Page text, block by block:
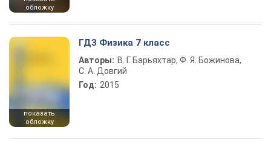
обложку
показать
обложку
ГДЗ Физика 7 класс
Авторы: В. Г. Барьяхтар, Ф. Я. Божинова,
С. А. Довгий
Год: 2015